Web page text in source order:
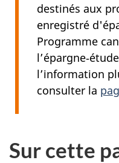
destinés aux
enregistré
Programme
l’information
consulter la
Sur cette